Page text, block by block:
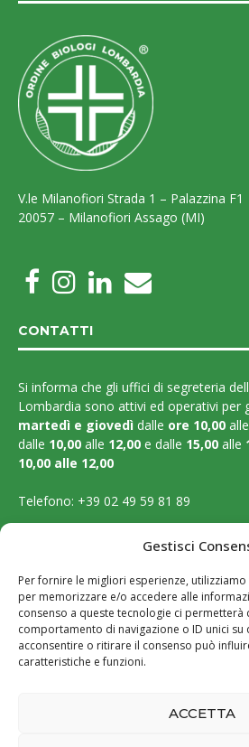
Gestisci
Per fornire le migliori esperienze,
per memorizzare e/o accedere alle
consenso a queste tecnologie ci
comportamento di navigazione o ID unici su
acconsentire o ritirare il consenso può
caratteristiche e funzioni.
ACCETTA
V.le Milanofiori Strada 1 – Palazzina F1
20057 – Milanofiori Assago (MI)
CONTATTI
Si informa che gli uffici di segreteria
Lombardia sono attivi ed operativi per
martedì e giovedì dalle ore 10,00 alle
dalle 10,00 alle 12,00 e dalle 15,00 alle
10,00 alle 12,00
Telefono: +39 02 49 59 81 89
LEGAL PAGES
Amministrazione trasparente